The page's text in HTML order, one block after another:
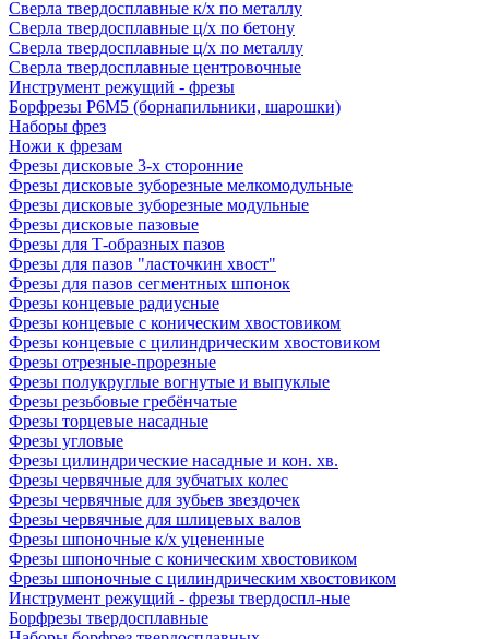
Сверла твердосплавные к/х по металлу
Сверла твердосплавные ц/х по бетону
Сверла твердосплавные ц/х по металлу
Сверла твердосплавные центровочные
Инструмент режущий - фрезы
Борфрезы Р6М5 (борнапильники, шарошки)
Наборы фрез
Ножи к фрезам
Фрезы дисковые 3-х сторонние
Фрезы дисковые зуборезные мелкомодульные
Фрезы дисковые зуборезные модульные
Фрезы дисковые пазовые
Фрезы для Т-образных пазов
Фрезы для пазов "ласточкин хвост"
Фрезы для пазов сегментных шпонок
Фрезы концевые радиусные
Фрезы концевые с коническим хвостовиком
Фрезы концевые с цилиндрическим хвостовиком
Фрезы отрезные-прорезные
Фрезы полукруглые вогнутые и выпуклые
Фрезы резьбовые гребёнчатые
Фрезы торцевые насадные
Фрезы угловые
Фрезы цилиндрические насадные и кон. хв.
Фрезы червячные для зубчатых колес
Фрезы червячные для зубьев звездочек
Фрезы червячные для шлицевых валов
Фрезы шпоночные к/х уцененные
Фрезы шпоночные с коническим хвостовиком
Фрезы шпоночные с цилиндрическим хвостовиком
Инструмент режущий - фрезы твердоспл-ные
Борфрезы твердосплавные